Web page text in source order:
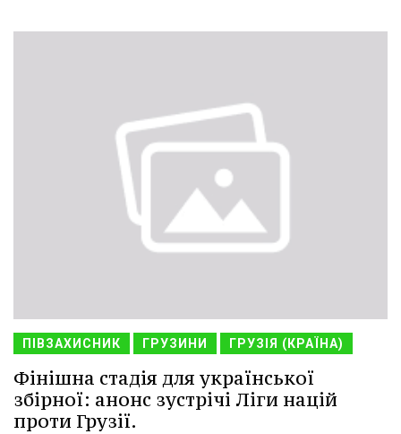
ПІВЗАХИСНИК ГРУЗИНИ ГРУЗІЯ (КРАЇНА)
Фінішна стадія для української
збірної: анонс зустрічі Ліги націй
проти Грузії.